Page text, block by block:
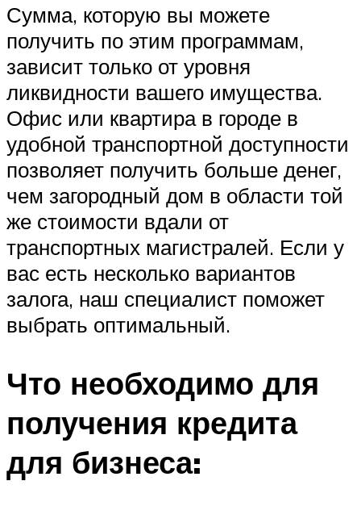
Сумма, которую вы можете
получить по этим программам,
зависит только от уровня
ликвидности вашего имущества.
Офис или квартира в городе в
удобной транспортной доступности
позволяет получить больше денег,
чем загородный дом в области той
же стоимости вдали от
транспортных магистралей. Если у
вас есть несколько вариантов
залога, наш специалист поможет
выбрать оптимальный.
Что необходимо для
получения кредита
для бизнеса: